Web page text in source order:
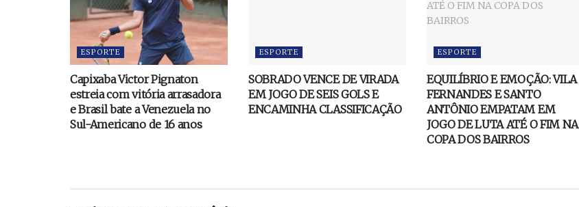
ESPORTE
Capixaba Victor Pignaton
estreia com vitória arrasadora
e Brasil bate a Venezuela no
Sul-Americano de 16 anos
ESPORTE
SOBRADO VENCE DE VIRADA
EM JOGO DE SEIS GOLS E
ENCAMINHA CLASSIFICAÇÃO
ESPORTE
EQUILÍBRIO E EMOÇÃO: VILA
FERNANDES E SANTO
ANTÔNIO EMPATAM EM
JOGO DE LUTA ATÉ O FIM NA
COPA DOS BAIRROS